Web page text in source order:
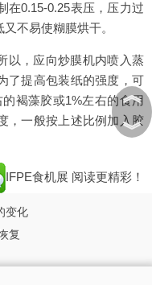
在0.15-0.25表压，压力过
不易使糊膜烘干。
以，应向炒膜机内喷入蒸
了提高包装纸的强度，可
褐藻胶或1%左右的食用
，一般按上述比例加入胶
IFPE食机展 阅读更精彩！
变化
复
︽
︾